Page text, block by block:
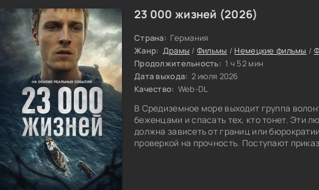
23 000 жизней (2026)
Страна: Германия
Жанр: Драмы / Фильмы / Немецкие фильмы /
Продолжительность: 1 ч 52 мин
Дата выхода: 2 июля 2026
Качество: Web-DL
В Средиземное море выходит группа
беженцами и спасать тех, кто тонет. Эти
должна зависеть от границ или
проверкой на прочность. Поступают